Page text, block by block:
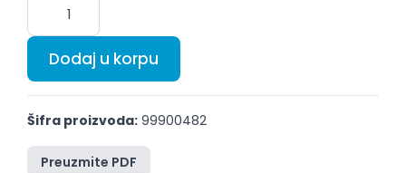
Dodaj u korpu
Šifra proizvoda: 99900482
Preuzmite PDF